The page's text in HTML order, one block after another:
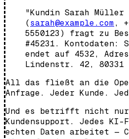
"Kundin Sarah Müller
(sarah@example.com,
5550123) fragt zu
#45231. Kontodaten:
endet auf 4532,
Lindenstr. 42, 80331
All das fließt an die
Anfrage. Jeder Kunde.
Und es betrifft nicht nur
Kundensupport. Jedes
echten Daten arbeitet —